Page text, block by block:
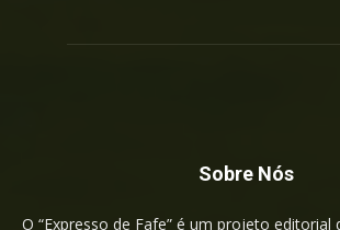
Sobre Nós
O “Expresso de Fafe” é um projeto editorial